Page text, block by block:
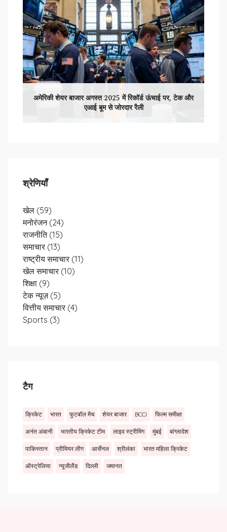
अमेरिकी शेयर बाजार अगस्त 2025 में रिकॉर्ड ऊंचाई पर, टेक और
एआई बूम से जोरदार रैली
श्रेणियाँ
खेल (59)
मनोरंजन (24)
राजनीति (15)
समाचार (13)
राष्ट्रीय समाचार (11)
खेल समाचार (10)
शिक्षा (9)
टेक न्यूज़ (5)
वित्तीय समाचार (4)
Sports (3)
टैग
क्रिकेट भारत फुटबॉल मैच शेयर बाजार BCCI फिल्म समीक्षा
अनंत अंबानी भारतीय क्रिकेट टीम लाइव स्ट्रीमिंग मुंबई बांग्लादेश
पाकिस्तान प्रीमियर लीग आर्सेनल श्रीलंका भारत महिला क्रिकेट
ऑस्ट्रेलिया न्यूजीलैंड दिल्ली जमानत